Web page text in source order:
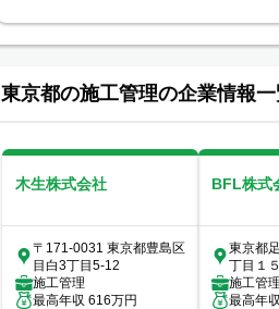
東京都の施工管理の企業情報
木生株式会社
〒171-0031 東京都豊島区
目白3丁目5-12
施工管理
最高年収 616万円
BFL株式
東京都
丁目１
施工管理
最高年収